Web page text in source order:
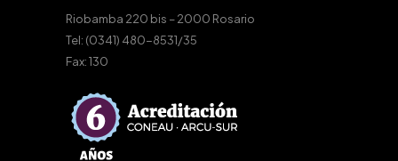
Riobamba 220 bis – 2000 Rosario
Tel: (0341) 480-8531/35
Fax: 130